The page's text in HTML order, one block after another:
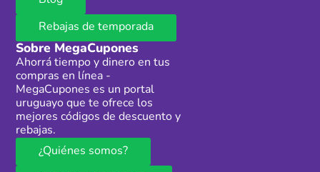
Rebajas de temporada
Sobre MegaCupones
Ahorrá tiempo y dinero en tus
compras en línea -
MegaCupones es un portal
uruguayo que te ofrece los
mejores códigos de descuento y
rebajas.
¿Quiénes somos?